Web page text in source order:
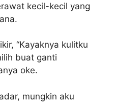
kecil-kecil yang
“Kayaknya kulitku
buat ganti
oke.
mungkin aku